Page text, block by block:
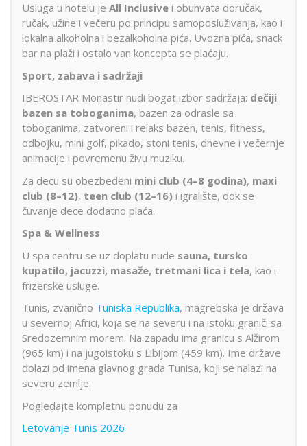
Usluga u hotelu je All Inclusive i obuhvata doručak,
ručak, užine i večeru po principu samoposluživanja, kao i
lokalna alkoholna i bezalkoholna pića. Uvozna pića, snack
bar na plaži i ostalo van koncepta se plaćaju.
Sport, zabava i sadržaji
IBEROSTAR Monastir nudi bogat izbor sadržaja: dečiji
bazen sa toboganima, bazen za odrasle sa
toboganima, zatvoreni i relaks bazen, tenis, fitness,
odbojku, mini golf, pikado, stoni tenis, dnevne i večernje
animacije i povremenu živu muziku.
Za decu su obezbeđeni mini club (4–8 godina), maxi
club (8–12), teen club (12–16) i igralište, dok se
čuvanje dece dodatno plaća.
Spa & Wellness
U spa centru se uz doplatu nude sauna, tursko
kupatilo, jacuzzi, masaže, tretmani lica i tela, kao i
frizerske usluge.
Tunis, zvanično Tuniska Republika, magrebska je država
u severnoj Africi, koja se na severu i na istoku graniči sa
Sredozemnim morem. Na zapadu ima granicu s Alžirom
(965 km) i na jugoistoku s Libijom (459 km). Ime države
dolazi od imena glavnog grada Tunisa, koji se nalazi na
severu zemlje.
Pogledajte kompletnu ponudu za
Letovanje Tunis 2026